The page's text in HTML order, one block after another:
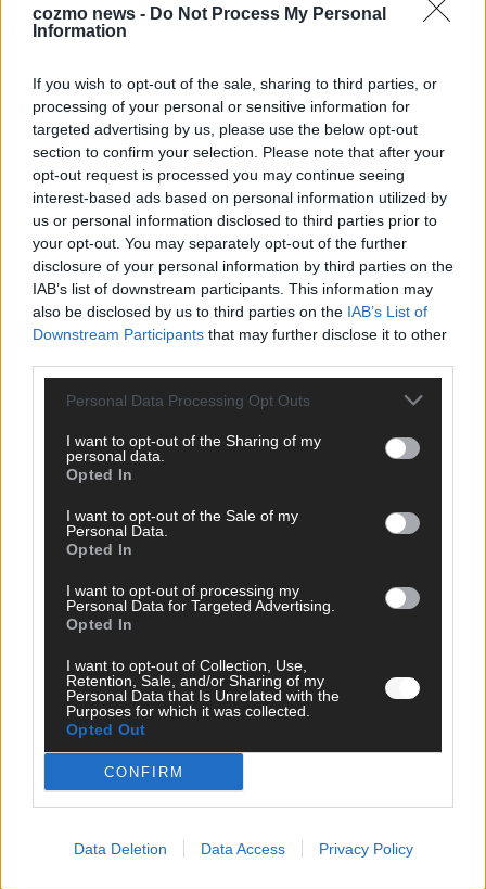
cozmo news - Do Not Process My Personal
Information
If you wish to opt-out of the sale, sharing to third parties, or
processing of your personal or sensitive information for
targeted advertising by us, please use the below opt-out
section to confirm your selection. Please note that after your
opt-out request is processed you may continue seeing
interest-based ads based on personal information utilized by
us or personal information disclosed to third parties prior to
your opt-out. You may separately opt-out of the further
disclosure of your personal information by third parties on the
IAB’s list of downstream participants. This information may
also be disclosed by us to third parties on the IAB’s List of
Downstream Participants that may further disclose it to other
Personal Data Processing Opt Outs
I want to opt-out of the Sharing of my
personal data.
Opted In
I want to opt-out of the Sale of my
Personal Data.
Opted In
I want to opt-out of processing my
Personal Data for Targeted Advertising.
Opted In
I want to opt-out of Collection, Use,
Retention, Sale, and/or Sharing of my
Personal Data that Is Unrelated with the
Purposes for which it was collected.
Opted Out
CONFIRM
Data Deletion Data Access Privacy Policy
Über Redaktion | FLASH UP 22529 Artikel
Hier schreiben, posten und kuratieren unsere Redakteur alles,
was euch wirklich interessiert! Wir sind das Team hinter den
News, Storys und Videos, die ihr auf FLASH UP seht. Ob
brandheiße Nachrichten, coole Tipps, spannende Hintergründe
oder crazy Trends – wir checken alles für euch, filtern das
Wichtigste raus und bringen’s auf den Punkt.
TOP STORIES
Europa-Park 2026 macht vieles neu
EXTRA
Juni 2026
DARA gewinnt verdient, Israel beunruhigend –
unser Kommentar zum ESC 2026
KOMMENTAR
aufgestiegen – alle 25 Acts im Kurzcheck